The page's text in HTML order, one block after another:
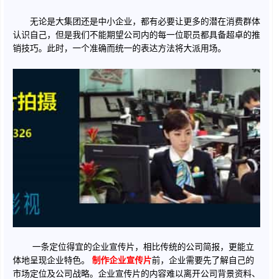
无论是大集团还是中小企业，都有必要让更多的潜在消费群体
认识自己，但是我们不能期望公司内的每一位职员都具备超卓的推
销技巧。此时，一个准确而统一的表达方法将大派用场。
一条定位得宜的企业宣传片，相比传统的公司简报，更能立
体地呈现企业特色。 制作企业宣传片前，企业需要先了解自己的
市场定位及公司战略。企业宣传片的内容难以离开公司背景资料、